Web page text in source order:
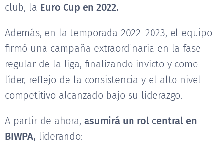
club, la Euro Cup en 2022.
Además, en la temporada 2022–2023, el equipo
firmó una campaña extraordinaria en la fase
regular de la liga, finalizando invicto y como
líder, reflejo de la consistencia y el alto nivel
competitivo alcanzado bajo su liderazgo.
A partir de ahora, asumirá un rol central en
BIWPA, liderando: